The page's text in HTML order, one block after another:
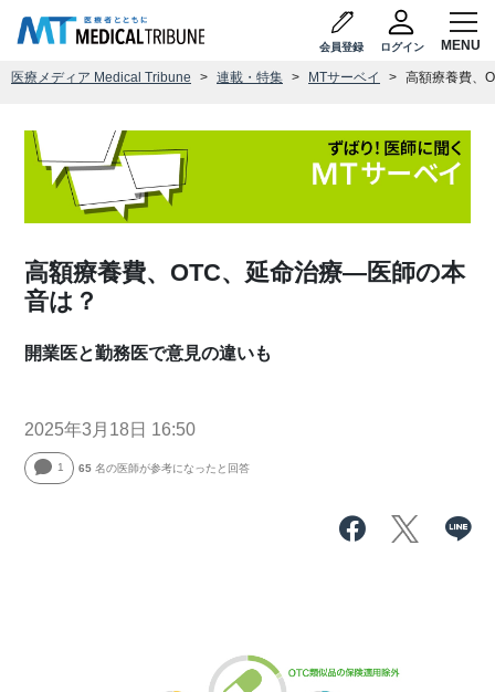
会員登録 ログイン
医療メディア Medical Tribune 連載・特集 MTサーベイ 高額療養費、
高額療養費、OTC、延命治療―医師の本
音は？
開業医と勤務医で意見の違いも
2025年3月18日 16:50
1 65 名の医師が参考になったと回答